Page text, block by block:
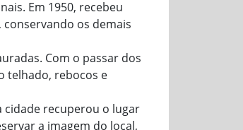
Em 1950, recebeu
conservando os demais
Com o passar dos
telhado, rebocos e
cidade recuperou o lugar
a imagem do local,